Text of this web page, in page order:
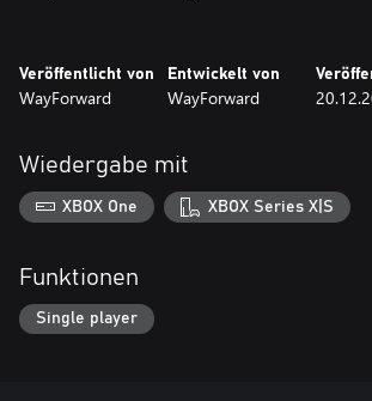
Veröffentlicht von
WayForward
Entwickelt von
WayForward
Wiedergabe mit
XBOX One XBOX Series X|S
Funktionen
Single player